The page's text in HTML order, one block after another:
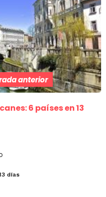
anterior
6 países en 13
días